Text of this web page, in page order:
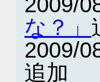
な？」
2009/
追加